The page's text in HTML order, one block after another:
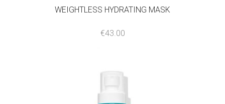
WEIGHTLESS HYDRATING MASK
€43.00